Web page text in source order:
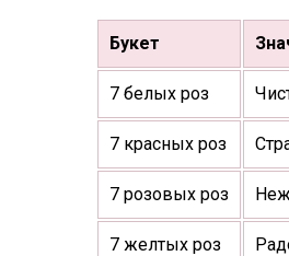
Букет
7 белых роз
7 красных роз
7 розовых роз
7 желтых роз